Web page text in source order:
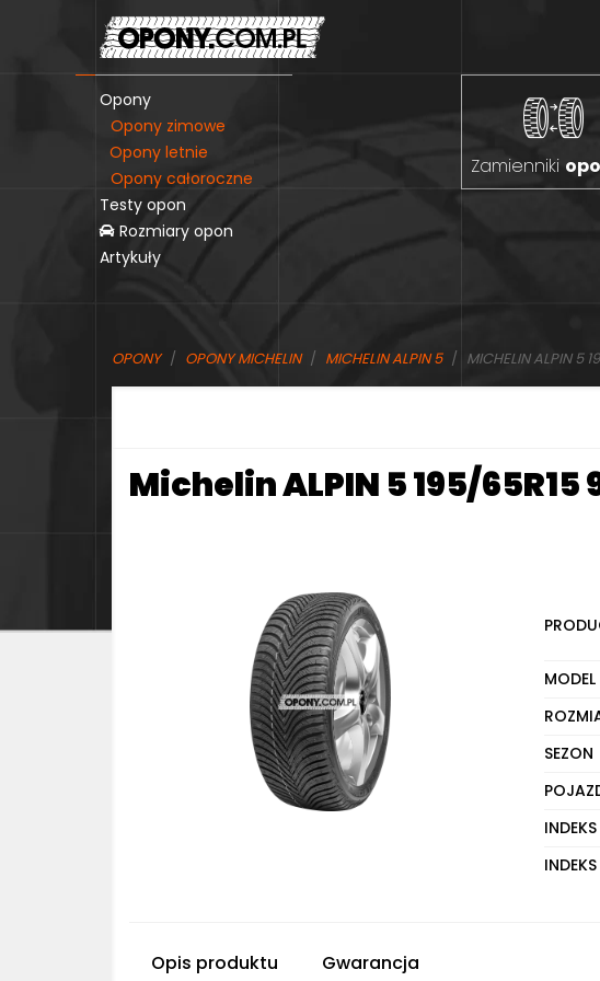
Opony
Opony zimowe
Opony letnie
Opony całoroczne
Testy opon
Rozmiary opon
Artykuły
Zamienniki
OPONY OPONY MICHELIN MICHELIN ALPIN 5 MICHELIN ALPIN 5
Michelin ALPIN 5 195/65R15
MODEL
SEZON
Opis produktu Gwarancja